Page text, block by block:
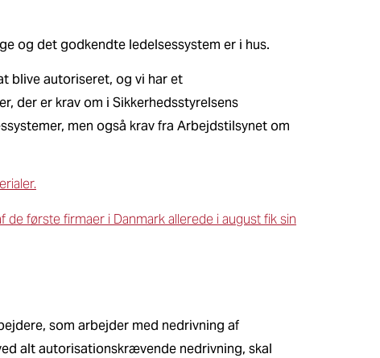
og det godkendte ledelsessystem er i hus.
blive autoriseret, og vi har et
der er krav om i Sikkerhedsstyrelsens
men også krav fra Arbejdstilsynet om
første firmaer i Danmark allerede i august fik sin
som arbejder med nedrivning af
alt autorisationskrævende nedrivning, skal